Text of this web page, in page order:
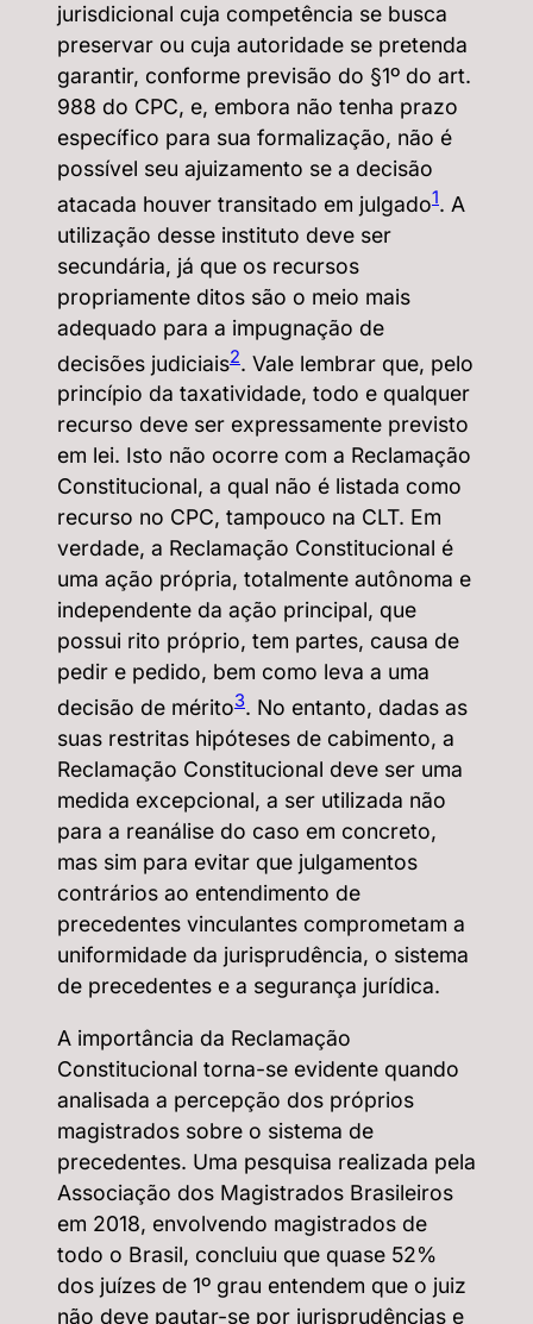
jurisdicional cuja competência se busca
preservar ou cuja autoridade se pretenda
garantir, conforme previsão do §1º do art.
988 do CPC, e, embora não tenha prazo
específico para sua formalização, não é
possível seu ajuizamento se a decisão
atacada houver transitado em julgado1. A
utilização desse instituto deve ser
secundária, já que os recursos
propriamente ditos são o meio mais
adequado para a impugnação de
decisões judiciais2. Vale lembrar que, pelo
princípio da taxatividade, todo e qualquer
recurso deve ser expressamente previsto
em lei. Isto não ocorre com a Reclamação
Constitucional, a qual não é listada como
recurso no CPC, tampouco na CLT. Em
verdade, a Reclamação Constitucional é
uma ação própria, totalmente autônoma e
independente da ação principal, que
possui rito próprio, tem partes, causa de
pedir e pedido, bem como leva a uma
decisão de mérito3. No entanto, dadas as
suas restritas hipóteses de cabimento, a
Reclamação Constitucional deve ser uma
medida excepcional, a ser utilizada não
para a reanálise do caso em concreto,
mas sim para evitar que julgamentos
contrários ao entendimento de
precedentes vinculantes comprometam a
uniformidade da jurisprudência, o sistema
de precedentes e a segurança jurídica.
A importância da Reclamação
Constitucional torna-se evidente quando
analisada a percepção dos próprios
magistrados sobre o sistema de
precedentes. Uma pesquisa realizada pela
Associação dos Magistrados Brasileiros
em 2018, envolvendo magistrados de
todo o Brasil, concluiu que quase 52%
dos juízes de 1º grau entendem que o juiz
não deve pautar-se por jurisprudências e